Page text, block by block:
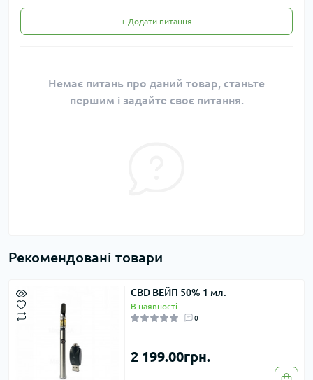
+ Додати питання
Немає питань про даний товар, станьте
першим і задайте своє питання.
Рекомендовані товари
CBD ВЕЙП 50% 1 мл.
В наявності
0
2 199.00грн.